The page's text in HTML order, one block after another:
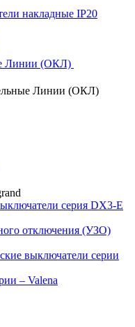
накладные IP20
Линии (ОКЛ)
Линии (ОКЛ)
серия DX3-E
отключения (УЗО)
выключатели серии
– Valena